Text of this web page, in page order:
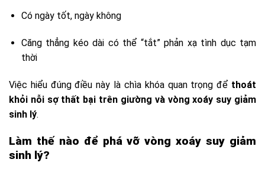
Có ngày tốt, ngày không
Căng thẳng kéo dài có thể “tắt” phản xạ tình dục tạm
thời
Việc hiểu đúng điều này là chìa khóa quan trọng để thoát
khỏi nỗi sợ thất bại trên giường và vòng xoáy suy giảm
sinh lý.
Làm thế nào để phá vỡ vòng xoáy suy giảm
sinh lý?